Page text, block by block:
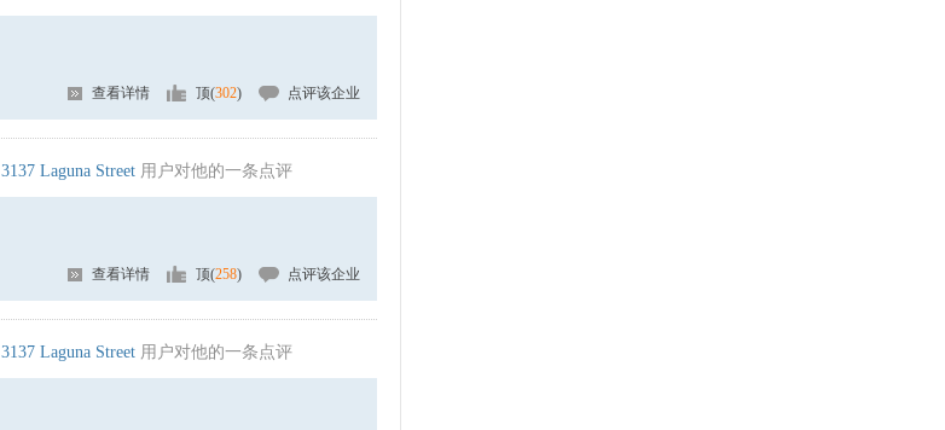
查看详情 顶(302) 点评该企业
3137 Laguna Street 用户对他的一条点评
查看详情 顶(258) 点评该企业
3137 Laguna Street 用户对他的一条点评